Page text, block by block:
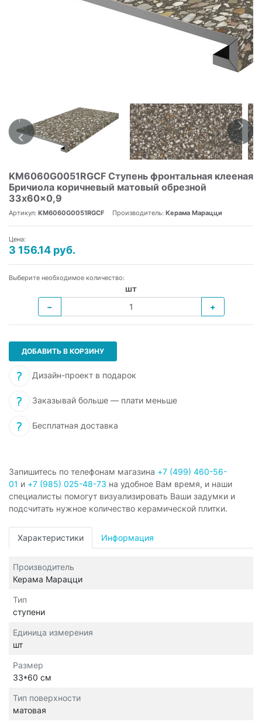
KM6060G0051RGCF Ступень фронтальная клееная
Бричиола коричневый матовый обрезной
33x60x0,9
Артикул: KM6060G0051RGCF Производитель: Керама Марацци
Цена:
3 156.14 руб.
Выберите необходимое количество:
шт
−
+
ДОБАВИТЬ В КОРЗИНУ
Дизайн-проект в подарок
Заказывай больше — плати меньше
Бесплатная доставка
Запишитесь по телефонам магазина +7 (499) 460-56-
01 и +7 (985) 025-48-73 на удобное Вам время, и наши
специалисты помогут визуализировать Ваши задумки и
подсчитать нужное количество керамической плитки.
Характеристики Информация
Производитель
Керама Марацци
Тип
ступени
Единица измерения
шт
Размер
33*60 см
Тип поверхности
матовая